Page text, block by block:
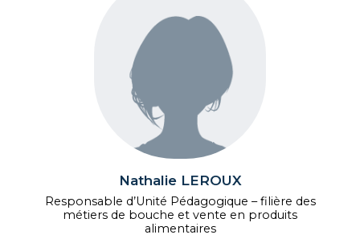
Nathalie LEROUX
Responsable d’Unité Pédagogique – filière des
métiers de bouche et vente en produits
alimentaires